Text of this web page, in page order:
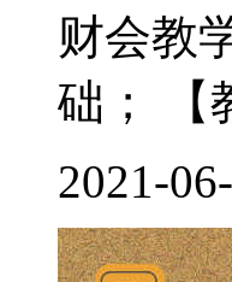
财会教
础； 【
2021-